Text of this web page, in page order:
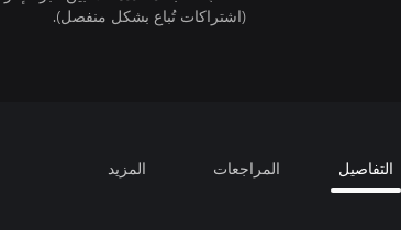
(اشتراكات تُباع بشكل منفصل).
التفاصيل المراجعات المزيد